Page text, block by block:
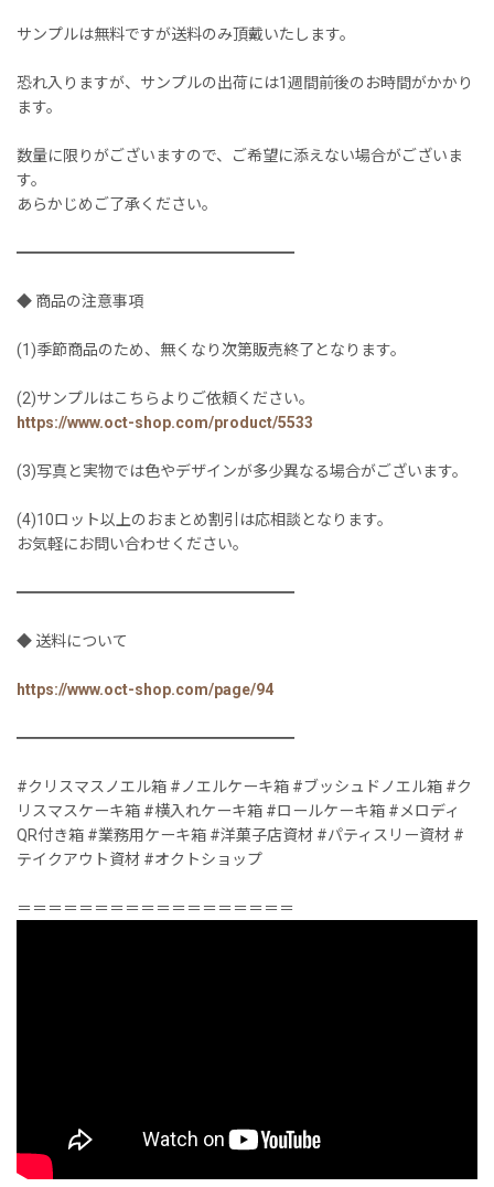
サンプルは無料ですが送料のみ頂戴いたします。
恐れ入りますが、サンプルの出荷には1週間前後のお時間がかかり
ます。
数量に限りがございますので、ご希望に添えない場合がございま
す。
あらかじめご了承ください。
━━━━━━━━━━━━━━━━━━
◆ 商品の注意事項
(1)季節商品のため、無くなり次第販売終了となります。
(2)サンプルはこちらよりご依頼ください。
https://www.oct-shop.com/product/5533
(3)写真と実物では色やデザインが多少異なる場合がございます。
(4)10ロット以上のおまとめ割引は応相談となります。
お気軽にお問い合わせください。
━━━━━━━━━━━━━━━━━━
◆ 送料について
https://www.oct-shop.com/page/94
━━━━━━━━━━━━━━━━━━
#クリスマスノエル箱 #ノエルケーキ箱 #ブッシュドノエル箱 #ク
リスマスケーキ箱 #横入れケーキ箱 #ロールケーキ箱 #メロディ
QR付き箱 #業務用ケーキ箱 #洋菓子店資材 #パティスリー資材 #
テイクアウト資材 #オクトショップ
＝＝＝＝＝＝＝＝＝＝＝＝＝＝＝＝＝＝